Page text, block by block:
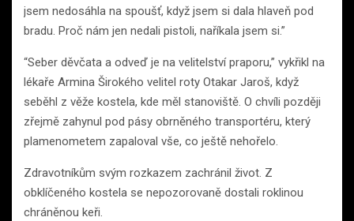
jsem nedosáhla na spoušť, když jsem si dala hlaveň pod
bradu. Proč nám jen nedali pistoli, naříkala jsem si.”
“Seber děvčata a odveď je na velitelství praporu,” vykřikl na
lékaře Armina Širokého velitel roty Otakar Jaroš, když
seběhl z věže kostela, kde měl stanoviště. O chvíli později
zřejmě zahynul pod pásy obrněného transportéru, který
plamenometem zapaloval vše, co ještě nehořelo.
Zdravotníkům svým rozkazem zachránil život. Z
obklíčeného kostela se nepozorovaně dostali roklinou
chráněnou keři.